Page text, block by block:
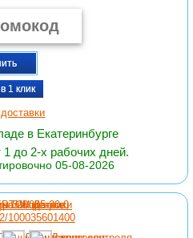
1 клик
в Екатеринбурге
1 до 2-х рабочих дней.
05-08-2026